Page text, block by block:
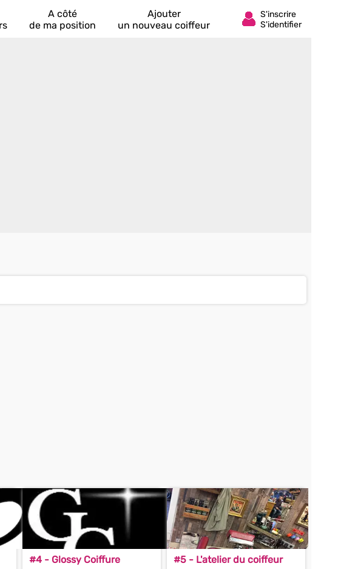
A côté
de ma position
Ajouter
un nouveau coiffeur
#4 - Glossy Coiffure #5 - L'atelier du coiffeur